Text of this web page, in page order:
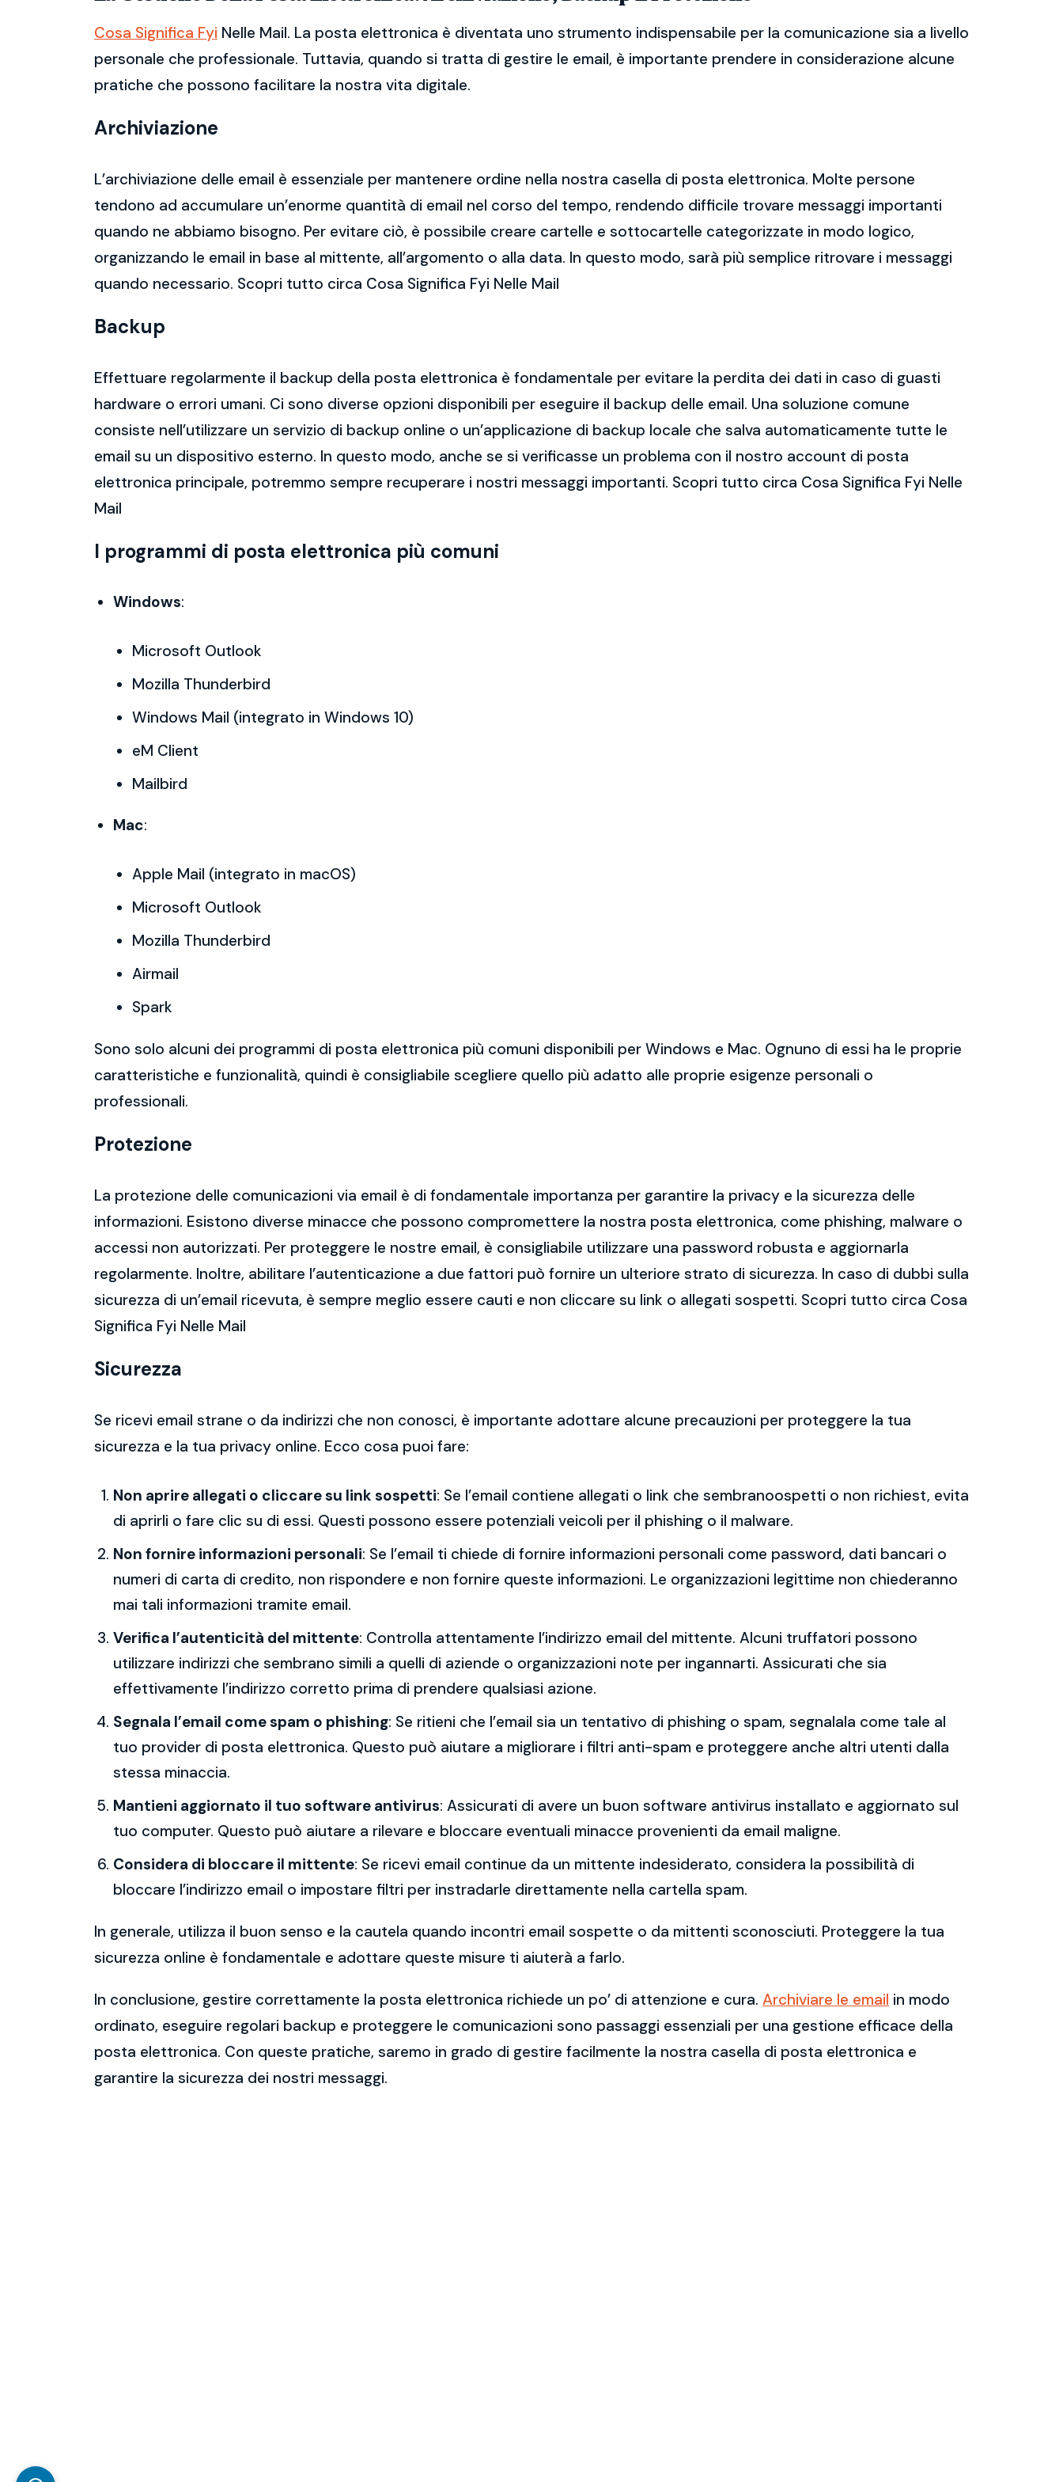
Cosa Significa Fyi Nelle Mail. La posta elettronica è diventata uno strumento indispensabile per la comunicazione sia a livello
personale che professionale. Tuttavia, quando si tratta di gestire le email, è importante prendere in considerazione alcune
pratiche che possono facilitare la nostra vita digitale.
Archiviazione
L’archiviazione delle email è essenziale per mantenere ordine nella nostra casella di posta elettronica. Molte persone
tendono ad accumulare un’enorme quantità di email nel corso del tempo, rendendo difficile trovare messaggi importanti
quando ne abbiamo bisogno. Per evitare ciò, è possibile creare cartelle e sottocartelle categorizzate in modo logico,
organizzando le email in base al mittente, all’argomento o alla data. In questo modo, sarà più semplice ritrovare i messaggi
quando necessario. Scopri tutto circa Cosa Significa Fyi Nelle Mail
Backup
Effettuare regolarmente il backup della posta elettronica è fondamentale per evitare la perdita dei dati in caso di guasti
hardware o errori umani. Ci sono diverse opzioni disponibili per eseguire il backup delle email. Una soluzione comune
consiste nell’utilizzare un servizio di backup online o un’applicazione di backup locale che salva automaticamente tutte le
email su un dispositivo esterno. In questo modo, anche se si verificasse un problema con il nostro account di posta
elettronica principale, potremmo sempre recuperare i nostri messaggi importanti. Scopri tutto circa Cosa Significa Fyi Nelle
Mail
I programmi di posta elettronica più comuni
Windows:
Microsoft Outlook
Mozilla Thunderbird
Windows Mail (integrato in Windows 10)
eM Client
Mailbird
Mac:
Apple Mail (integrato in macOS)
Microsoft Outlook
Mozilla Thunderbird
Airmail
Spark
Sono solo alcuni dei programmi di posta elettronica più comuni disponibili per Windows e Mac. Ognuno di essi ha le proprie
caratteristiche e funzionalità, quindi è consigliabile scegliere quello più adatto alle proprie esigenze personali o
professionali.
Protezione
La protezione delle comunicazioni via email è di fondamentale importanza per garantire la privacy e la sicurezza delle
informazioni. Esistono diverse minacce che possono compromettere la nostra posta elettronica, come phishing, malware o
accessi non autorizzati. Per proteggere le nostre email, è consigliabile utilizzare una password robusta e aggiornarla
regolarmente. Inoltre, abilitare l’autenticazione a due fattori può fornire un ulteriore strato di sicurezza. In caso di dubbi sulla
sicurezza di un’email ricevuta, è sempre meglio essere cauti e non cliccare su link o allegati sospetti. Scopri tutto circa Cosa
Significa Fyi Nelle Mail
Sicurezza
Se ricevi email strane o da indirizzi che non conosci, è importante adottare alcune precauzioni per proteggere la tua
sicurezza e la tua privacy online. Ecco cosa puoi fare:
Non aprire allegati o cliccare su link sospetti: Se l’email contiene allegati o link che sembranoospetti o non richiest, evita
di aprirli o fare clic su di essi. Questi possono essere potenziali veicoli per il phishing o il malware.
Non fornire informazioni personali: Se l’email ti chiede di fornire informazioni personali come password, dati bancari o
numeri di carta di credito, non rispondere e non fornire queste informazioni. Le organizzazioni legittime non chiederanno
mai tali informazioni tramite email.
Verifica l’autenticità del mittente: Controlla attentamente l’indirizzo email del mittente. Alcuni truffatori possono
utilizzare indirizzi che sembrano simili a quelli di aziende o organizzazioni note per ingannarti. Assicurati che sia
effettivamente l’indirizzo corretto prima di prendere qualsiasi azione.
Segnala l’email come spam o phishing: Se ritieni che l’email sia un tentativo di phishing o spam, segnalala come tale al
tuo provider di posta elettronica. Questo può aiutare a migliorare i filtri anti-spam e proteggere anche altri utenti dalla
stessa minaccia.
Mantieni aggiornato il tuo software antivirus: Assicurati di avere un buon software antivirus installato e aggiornato sul
tuo computer. Questo può aiutare a rilevare e bloccare eventuali minacce provenienti da email maligne.
Considera di bloccare il mittente: Se ricevi email continue da un mittente indesiderato, considera la possibilità di
bloccare l’indirizzo email o impostare filtri per instradarle direttamente nella cartella spam.
In generale, utilizza il buon senso e la cautela quando incontri email sospette o da mittenti sconosciuti. Proteggere la tua
sicurezza online è fondamentale e adottare queste misure ti aiuterà a farlo.
In conclusione, gestire correttamente la posta elettronica richiede un po’ di attenzione e cura. Archiviare le email in modo
ordinato, eseguire regolari backup e proteggere le comunicazioni sono passaggi essenziali per una gestione efficace della
posta elettronica. Con queste pratiche, saremo in grado di gestire facilmente la nostra casella di posta elettronica e
garantire la sicurezza dei nostri messaggi.